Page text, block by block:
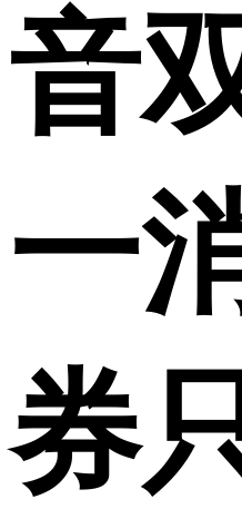
音
一
券